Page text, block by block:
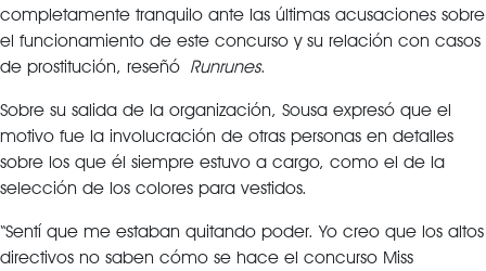
completamente tranquilo ante las últimas acusaciones sobre
el funcionamiento de este concurso y su relación con casos
de prostitución, reseñó Runrunes.
Sobre su salida de la organización, Sousa expresó que el
motivo fue la involucración de otras personas en detalles
sobre los que él siempre estuvo a cargo, como el de la
selección de los colores para vestidos.
“Sentí que me estaban quitando poder. Yo creo que los altos
directivos no saben cómo se hace el concurso Miss